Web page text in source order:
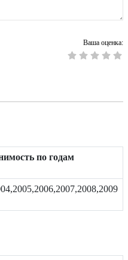
Ваша оценка:
по годам